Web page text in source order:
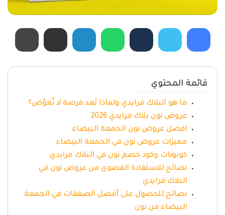
قائمة المحتوي
ما هو البلاك فرايدي ولماذا يُعد فرصة لا تُعوّض؟
عروض نون بلاك فرايدي 2026
افضل عروض نون الجمعة البيضاء
مميزات عروض نون في الجمعة البيضاء
كوبونات وكود خصم نون في البلاك فرايدي
نصائح للاستفادة القصوى من عروض نون في
البلاك فرايدي
نصائح للحصول على أفضل الصفقات في الجمعة
البيضاء من نون